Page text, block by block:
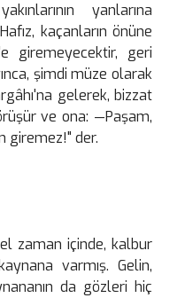
yanlarına
kaçanların önüne
giremeyecektir, geri
şimdi müze olarak
gelerek, bizzat
ve ona: —Paşam,
giremez!" der.
zaman içinde, kalbur
varmış. Gelin,
da gözleri hiç